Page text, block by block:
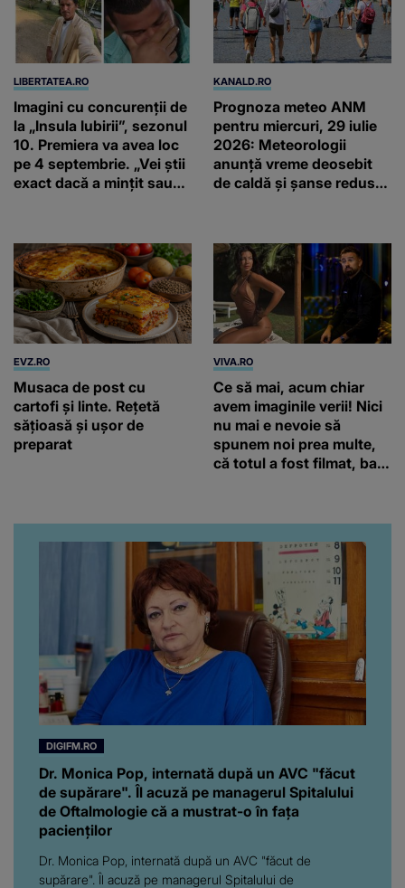
LIBERTATEA.RO
Imagini cu concurenții de
la „Insula Iubirii”, sezonul
10. Premiera va avea loc
pe 4 septembrie. „Vei știi
exact dacă a mințit sau
KANALD.RO
Prognoza meteo ANM
pentru miercuri, 29 iulie
2026: Meteorologii
anunță vreme deosebit
de caldă și șanse reduse
EVZ.RO
Musaca de post cu
cartofi și linte. Rețetă
sățioasă și ușor de
preparat
VIVA.RO
Ce să mai, acum chiar
avem imaginile verii! Nici
nu mai e nevoie să
spunem noi prea multe,
că totul a fost filmat, ba
da, frumoasa iubită a lui
Florin Ristei e...
DIGIFM.RO
Dr. Monica Pop, internată după un AVC "făcut
de supărare". Îl acuză pe managerul Spitalului
de Oftalmologie că a mustrat-o în fața
pacienților
Dr. Monica Pop, internată după un AVC "făcut de
supărare". Îl acuză pe managerul Spitalului de